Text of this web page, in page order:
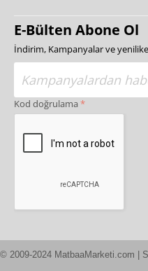
E-Bülten Abone Ol
İndirim, Kampanyalar ve
Kod doğrulama
© 2009-2024 MatbaaMarketi.com |